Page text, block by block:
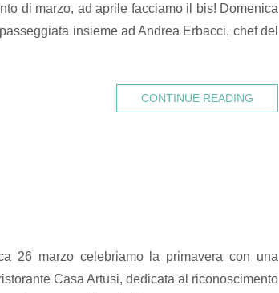
di marzo, ad aprile facciamo il bis! Domenica
insieme ad Andrea Erbacci, chef del
CONTINUE READING
marzo celebriamo la primavera con una
Casa Artusi, dedicata al riconoscimento